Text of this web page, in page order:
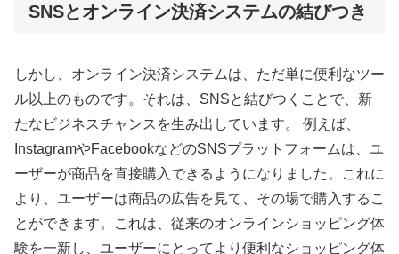
SNSとオンライン決済システムの結びつき
しかし、オンライン決済システムは、ただ単に便利なツー
ル以上のものです。それは、SNSと結びつくことで、新
たなビジネスチャンスを生み出しています。 例えば、
InstagramやFacebookなどのSNSプラットフォームは、ユ
ーザーが商品を直接購入できるようになりました。これに
より、ユーザーは商品の広告を見て、その場で購入するこ
とができます。これは、従来のオンラインショッピング体
験を一新し、ユーザーにとってより便利なショッピング体